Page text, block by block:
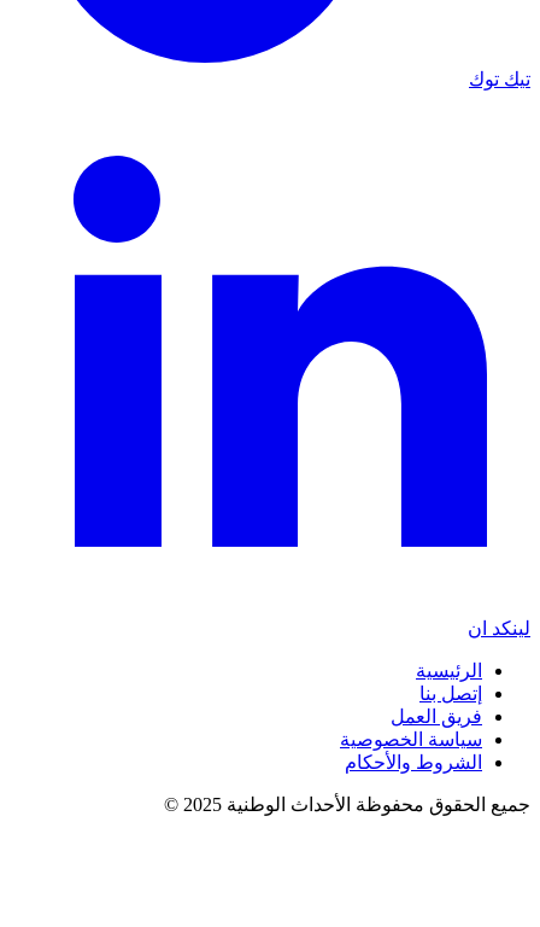
تيك توك
لينكد ان
الرئيسية
إتصل بنا
فريق العمل
سياسة الخصوصية
الشروط والأحكام
جميع الحقوق محفوظة الأحداث الوطنية 2025 ©